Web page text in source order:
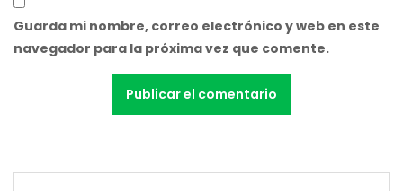
Guarda mi nombre, correo electrónico y web en este
navegador para la próxima vez que comente.